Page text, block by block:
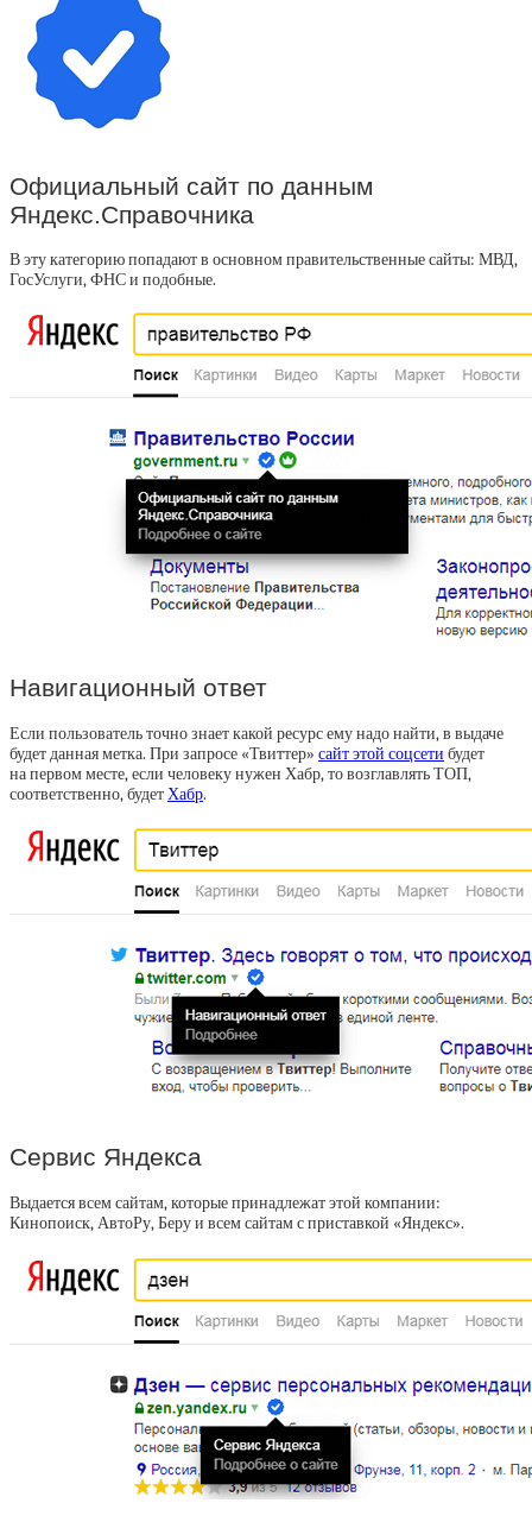
Официальный сайт по данным
Яндекс.Справочника
В эту категорию попадают в основном правительственные сайты: МВД,
ГосУслуги, ФНС и подобные.
Навигационный ответ
Если пользователь точно знает какой ресурс ему надо найти, в выдаче
будет данная метка. При запросе «Твиттер» сайт этой соцсети будет
на первом месте, если человеку нужен Хабр, то возглавлять ТОП,
соответственно, будетХабр.
Сервис Яндекса
Выдается всем сайтам, которые принадлежат этой компании:
Кинопоиск, АвтоРу, Беру и всем сайтам с приставкой «Яндекс».